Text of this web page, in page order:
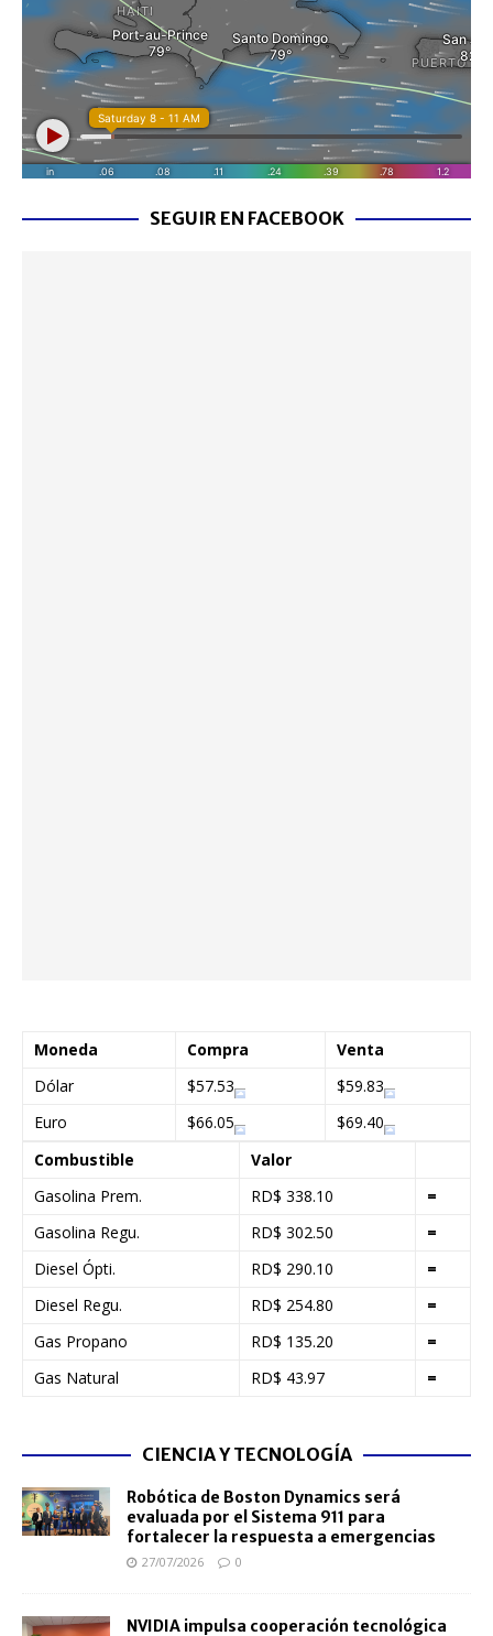
SEGUIR EN FACEBOOK
Moneda Compra
Venta
Dólar
$57.53
$59.83
Euro
$66.05
$69.40
Combustible
Valor
Gasolina Prem.
RD$ 338.10
=
Gasolina Regu.
RD$ 302.50
=
Diesel Ópti.
RD$ 290.10
=
Diesel Regu.
RD$ 254.80
=
Gas Propano
RD$ 135.20
=
Gas Natural
RD$ 43.97 =
CIENCIA Y TECNOLOGÍA
Robótica de Boston Dynamics será
evaluada por el Sistema 911 para
fortalecer la respuesta a emergencias
27/07/2026 0
NVIDIA impulsa cooperación tecnológica